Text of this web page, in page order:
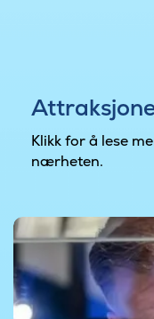
Klikk for å lese
nærheten.